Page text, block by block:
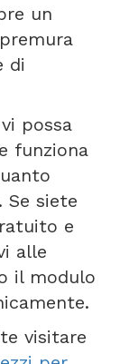
un
di
possa
funziona
Se siete
e
alle
il modulo
visitare